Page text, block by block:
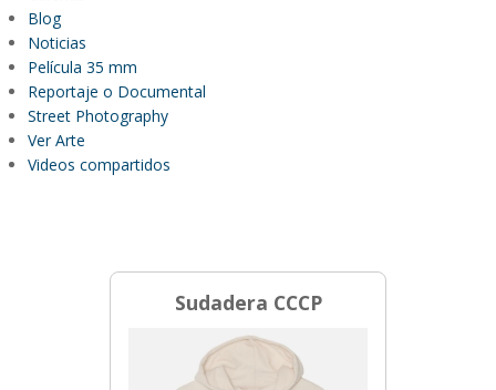
Blog
Noticias
Película 35 mm
Reportaje o Documental
Street Photography
Ver Arte
Videos compartidos
Sudadera CCCP